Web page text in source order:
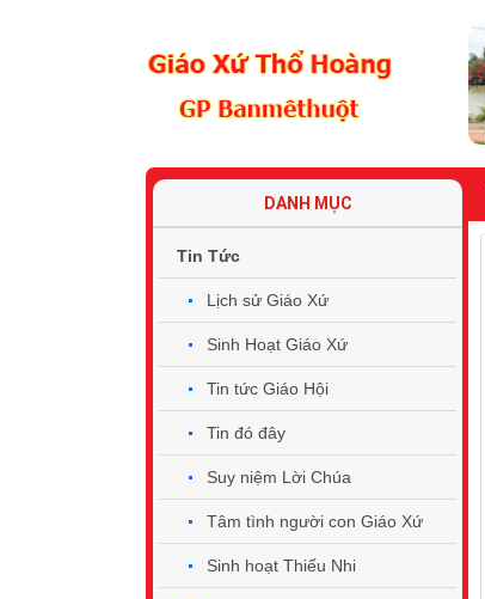
DANH MỤC
Tin Tức
Lịch sử Giáo Xứ
Sinh Hoạt Giáo Xứ
Tin tức Giáo Hội
Tin đó đây
Suy niệm Lời Chúa
Tâm tình người con Giáo Xứ
Sinh hoạt Thiếu Nhi